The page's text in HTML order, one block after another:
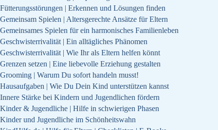
Fütterungsstörungen | Erkennen und Lösungen finden
Gemeinsam Spielen | Altersgerechte Ansätze für Eltern
Gemeinsames Spielen für ein harmonisches Familienleben
Geschwisterrivalität | Ein alltägliches Phänomen
Geschwisterrivalität | Wie Ihr als Eltern helfen könnt
Grenzen setzen | Eine liebevolle Erziehung gestalten
Grooming | Warum Du sofort handeln musst!
Hausaufgaben | Wie Du Dein Kind unterstützen kannst
Innere Stärke bei Kindern und Jugendlichen fördern
Kinder & Jugendliche | Hilfe in schwierigen Phasen
Kinder und Jugendliche im Schönheitswahn